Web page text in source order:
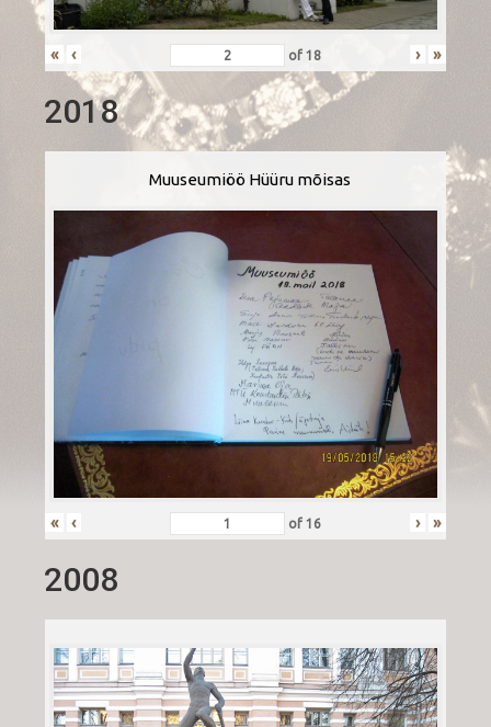
« ‹ of18 › »
2018
Muuseumiöö Hüüru mõisas
« ‹ of16 › »
2008